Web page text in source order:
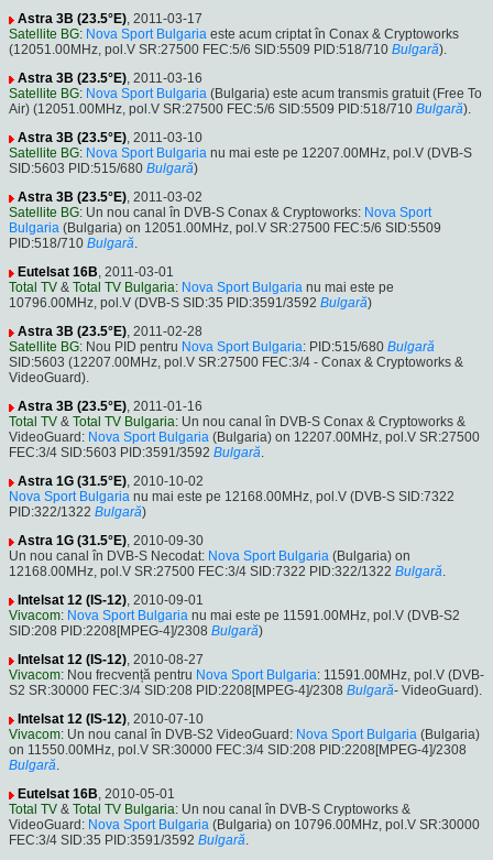
Astra 3B (23.5°E), 2011-03-17
Satellite BG: Nova Sport Bulgaria este acum criptat în Conax & Cryptoworks
(12051.00MHz, pol.V SR:27500 FEC:5/6 SID:5509 PID:518/710 Bulgară).
Astra 3B (23.5°E), 2011-03-16
Satellite BG: Nova Sport Bulgaria (Bulgaria) este acum transmis gratuit (Free To
Air) (12051.00MHz, pol.V SR:27500 FEC:5/6 SID:5509 PID:518/710 Bulgară).
Astra 3B (23.5°E), 2011-03-10
Satellite BG: Nova Sport Bulgaria nu mai este pe 12207.00MHz, pol.V (DVB-S
SID:5603 PID:515/680 Bulgară)
Astra 3B (23.5°E), 2011-03-02
Satellite BG: Un nou canal în DVB-S Conax & Cryptoworks: Nova Sport
Bulgaria (Bulgaria) on 12051.00MHz, pol.V SR:27500 FEC:5/6 SID:5509
PID:518/710 Bulgară.
Eutelsat 16B, 2011-03-01
Total TV & Total TV Bulgaria: Nova Sport Bulgaria nu mai este pe
10796.00MHz, pol.V (DVB-S SID:35 PID:3591/3592 Bulgară)
Astra 3B (23.5°E), 2011-02-28
Satellite BG: Nou PID pentru Nova Sport Bulgaria: PID:515/680 Bulgară
SID:5603 (12207.00MHz, pol.V SR:27500 FEC:3/4 - Conax & Cryptoworks &
VideoGuard).
Astra 3B (23.5°E), 2011-01-16
Total TV & Total TV Bulgaria: Un nou canal în DVB-S Conax & Cryptoworks &
VideoGuard: Nova Sport Bulgaria (Bulgaria) on 12207.00MHz, pol.V SR:27500
FEC:3/4 SID:5603 PID:3591/3592 Bulgară.
Astra 1G (31.5°E), 2010-10-02
Nova Sport Bulgaria nu mai este pe 12168.00MHz, pol.V (DVB-S SID:7322
PID:322/1322 Bulgară)
Astra 1G (31.5°E), 2010-09-30
Un nou canal în DVB-S Necodat: Nova Sport Bulgaria (Bulgaria) on
12168.00MHz, pol.V SR:27500 FEC:3/4 SID:7322 PID:322/1322 Bulgară.
Intelsat 12 (IS-12), 2010-09-01
Vivacom: Nova Sport Bulgaria nu mai este pe 11591.00MHz, pol.V (DVB-S2
SID:208 PID:2208[MPEG-4]/2308 Bulgară)
Intelsat 12 (IS-12), 2010-08-27
Vivacom: Nou frecvență pentru Nova Sport Bulgaria: 11591.00MHz, pol.V (DVB-
S2 SR:30000 FEC:3/4 SID:208 PID:2208[MPEG-4]/2308 Bulgară- VideoGuard).
Intelsat 12 (IS-12), 2010-07-10
Vivacom: Un nou canal în DVB-S2 VideoGuard: Nova Sport Bulgaria (Bulgaria)
on 11550.00MHz, pol.V SR:30000 FEC:3/4 SID:208 PID:2208[MPEG-4]/2308
Bulgară.
Eutelsat 16B, 2010-05-01
Total TV & Total TV Bulgaria: Un nou canal în DVB-S Cryptoworks &
VideoGuard: Nova Sport Bulgaria (Bulgaria) on 10796.00MHz, pol.V SR:30000
FEC:3/4 SID:35 PID:3591/3592 Bulgară.